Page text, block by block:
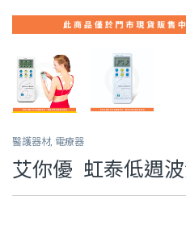
醫護器材, 電療器
艾你優 ​​ ​虹泰低週